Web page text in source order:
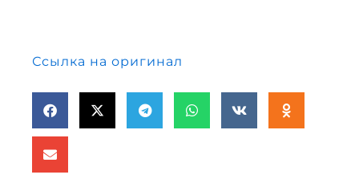
Ссылка на оригинал